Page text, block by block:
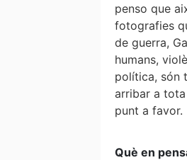
penso que
fotografies
de guerra,
humans,
política, són
arribar a
punt a favor.
Què en